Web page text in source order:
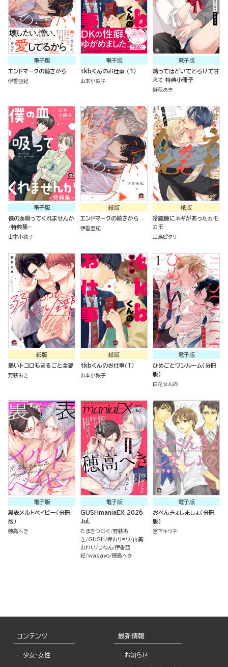
電子版
エンドマークの続きから
伊香亞紀
電子版
tkbくんのお仕事 （1）
山本小鉄子
電子版
縛ってほどいてとろけて甘
えて 特典小冊子
野萩あき
電子版
僕の血吸ってくれませんか
-特典集-
山本小鉄子
紙版
エンドマークの続きから
伊香亞紀
紙版
冷蔵庫にネギがあったカモ
カモ
三島ピタリ
紙版
弱いトコロもまるごと全部
野萩あき
紙版
tkbくんのお仕事（１）
山本小鉄子
電子版
ひめごとワンルーム（分冊
版）
白花せんの
電子版
裏表メルトベイビー（分冊
版）
穂高へき
電子版
GUSHmaniaEX 2026
Jul.
たまきつむぐ 野萩あ
き
GUSH 樺山リョウ 山葵
山わい
じねん 伊香亞
紀 wagayo 穂高へき
電子版
おべんきょしましょ（分冊
版）
宮下キツネ
コンテンツ
少女・女性
最新情報
お知らせ